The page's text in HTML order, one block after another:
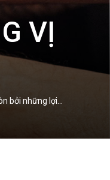
VỊ
bởi những lợi…